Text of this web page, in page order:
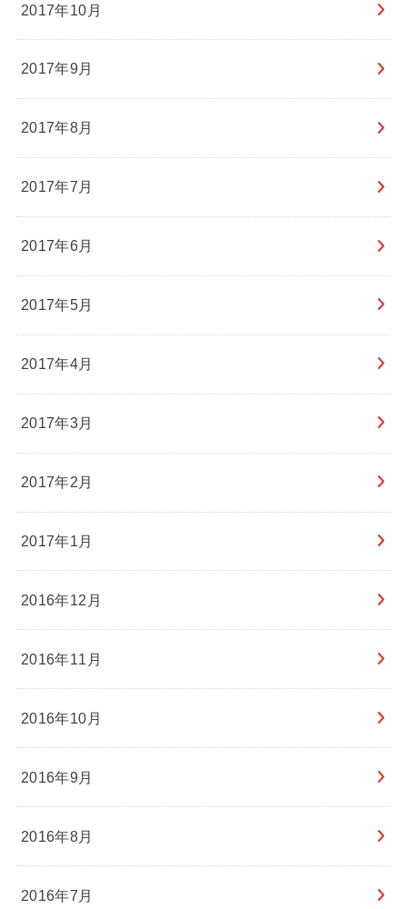
2017年10月
2017年9月
2017年8月
2017年7月
2017年6月
2017年5月
2017年4月
2017年3月
2017年2月
2017年1月
2016年12月
2016年11月
2016年10月
2016年9月
2016年8月
2016年7月